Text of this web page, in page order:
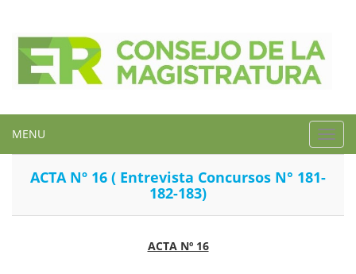
MENU
ACTA Nº 16 ( Entrevista Concursos N° 181-
182-183)
ACTA Nº 16